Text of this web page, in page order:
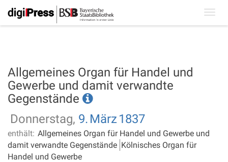
Allgemeines Organ für Handel und
Gewerbe und damit verwandte
Gegenstände
Donnerstag, 9. März 1837
enthält: Allgemeines Organ für Handel und Gewerbe und
damit verwandte Gegenstände Kölnisches Organ für
Handel und Gewerbe